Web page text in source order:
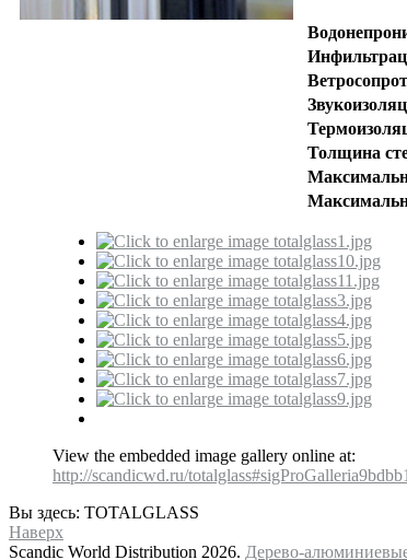
Толщина
View the embedded image gallery online at:
http://scandicwd.ru/
Вы здесь: TOTALGLASS
Наверх
Scandic World Distribution 2026. Дерево-